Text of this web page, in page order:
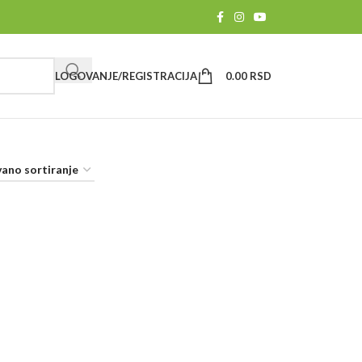
LOGOVANJE/REGISTRACIJA 0.00 RSD